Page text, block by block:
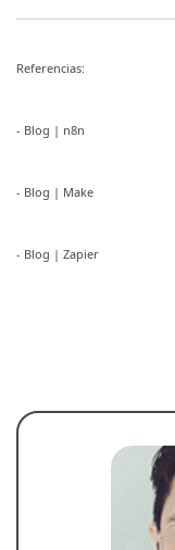
Referencias:
- Blog | n8n
- Blog | Make
- Blog | Zapier